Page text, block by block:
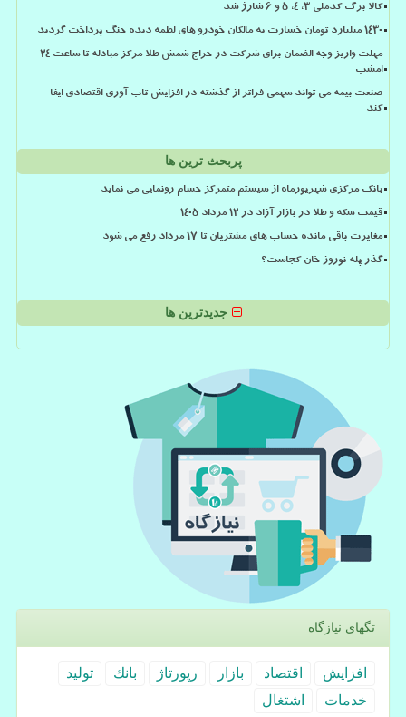
کالا برگ کدملی 3، 4، 5 و 6 شارژ شد
۱۴۳۰ میلیارد تومان خسارت به مالکان خودرو های لطمه دیده جنگ پرداخت گردید
مهلت واریز وجه الضمان برای شرکت در حراج شمش طلا مرکز مبادله تا ساعت ۲۴
امشب
صنعت بیمه می تواند سهمی فراتر از گذشته در افزایش تاب آوری اقتصادی ایفا
کند
پربحث ترین ها
بانک مرکزی شهریورماه از سیستم متمرکز حسام رونمایی می نماید
قیمت سکه و طلا در بازار آزاد در ۱۲ مرداد ۱۴۰۵
مغایرت باقی مانده حساب های مشتریان تا 17 مرداد رفع می شود
گذر پله نوروز خان کجاست؟
جدیدترین ها
تگهای نیازگاه
افزایش اقتصاد بازار رپورتاژ بانك
تولید
خدمات
اشتغال